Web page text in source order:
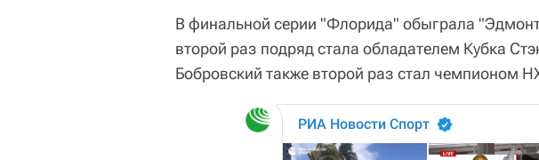
В финальной серии "Флорида" обыграла
второй раз подряд стала обладателем Кубка
Бобровский также второй раз стал чемпионом